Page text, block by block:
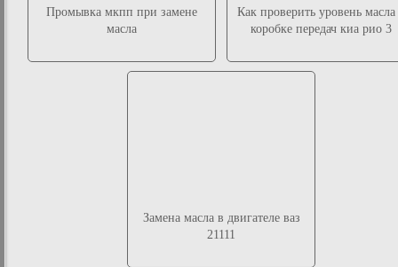
Промывка мкпп при замене
масла
Как проверить уровень масла
коробке передач киа рио 3
Замена масла в двигателе ваз
21111